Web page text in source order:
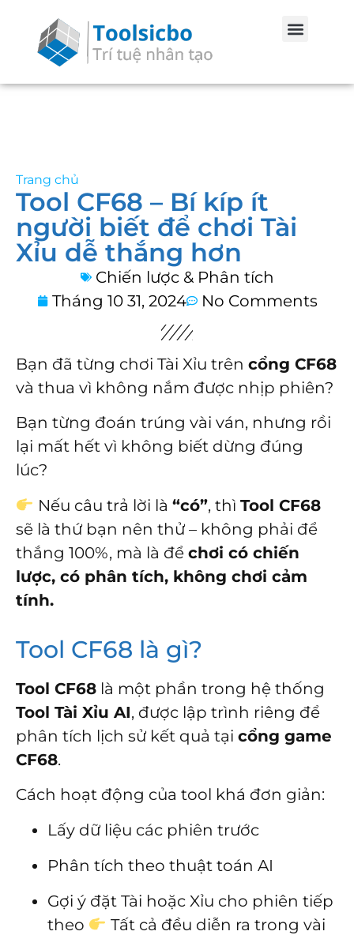
Trang chủ
Tool CF68 – Bí kíp ít
người biết để chơi Tài
Xỉu dễ thắng hơn
Chiến lược & Phân tích
Tháng 10 31, 2024
No Comments
Bạn đã từng chơi Tài Xỉu trên cổng CF68
và thua vì không nắm được nhịp phiên?
Bạn từng đoán trúng vài ván, nhưng rồi
lại mất hết vì không biết dừng đúng
lúc?
Nếu câu trả lời là “có”, thì Tool CF68
sẽ là thứ bạn nên thử – không phải để
thắng 100%, mà là để chơi có chiến
lược, có phân tích, không chơi cảm
tính.
Tool CF68 là gì?
Tool CF68 là một phần trong hệ thống
Tool Tài Xỉu AI, được lập trình riêng để
phân tích lịch sử kết quả tại cổng game
CF68.
Cách hoạt động của tool khá đơn giản:
Lấy dữ liệu các phiên trước
Phân tích theo thuật toán AI
Gợi ý đặt Tài hoặc Xỉu cho phiên tiếp
theo
Tất cả đều diễn ra trong vài